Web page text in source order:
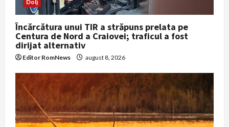
n
Dolj
Încărcătura unui TIR a străpuns prelata pe
Centura de Nord a Craiovei; traficul a fost
dirijat alternativ
Editor RomNews august 8, 2026